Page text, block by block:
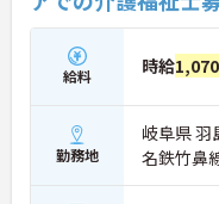
給料 時給
勤務地
岐阜県 羽
名鉄竹鼻